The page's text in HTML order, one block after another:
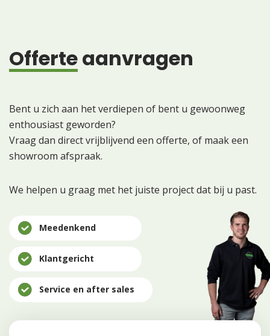
Offerteaanvragen
Bent u zich aan het verdiepen of bent u gewoonweg
enthousiast geworden?
Vraag dan direct vrijblijvend een offerte, of maak een
showroom afspraak.
We helpen u graag met het juiste project dat bij u past.
Meedenkend
Klantgericht
Service en after sales